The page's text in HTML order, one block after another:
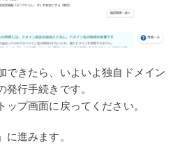
できたら、いよいよ独自ドメイン
行手続きです。
プ画面に戻ってください。
に進みます。